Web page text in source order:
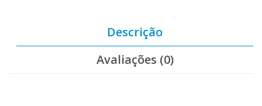
Descrição
Avaliações (0)